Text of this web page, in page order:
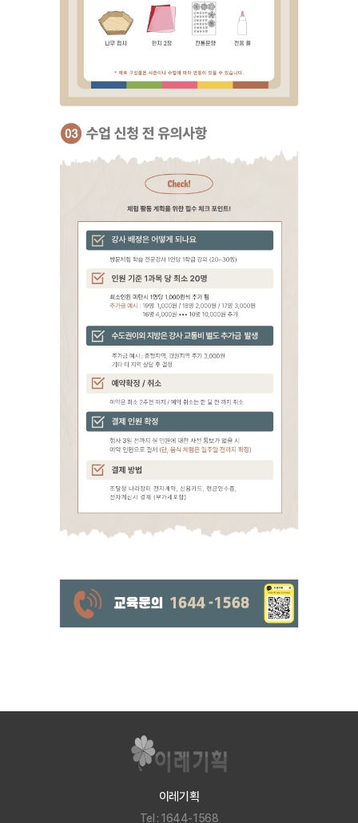
이레기획
Tel : 1644-1568